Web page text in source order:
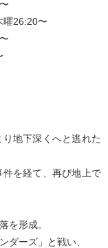
曜26:20〜
地下深くへと逃れた
を経て、再び地上で
を形成。
ダーズ」と戦い、